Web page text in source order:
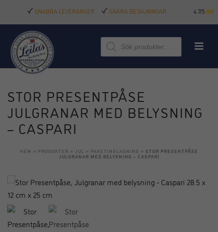
SNABBA LEVERANSER SÄKRA BETALNINGAR 4.7/5
Produktsökning
STOR PRESENTPÅSE
JULGRANAR MED BELYSNING
– CASPARI
HEM » PRODUKTER » JUL » PAKETINSLAGNING » STOR PRESENTPÅSE
JULGRANAR MED BELYSNING – CASPARI